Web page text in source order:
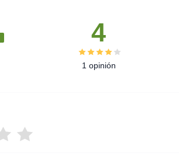
4
1 opinión